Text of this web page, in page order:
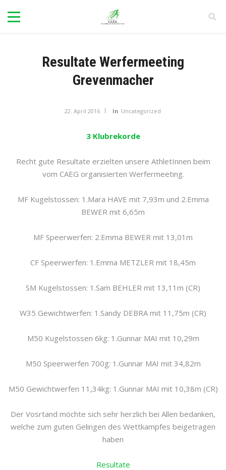
Resultate Werfermeeting
Grevenmacher
22. April 2016 In Uncategorized
3 Klubrekorde
Recht gute Resultate erzielten unsere AthletInnen beim
vom CAEG organisierten Werfermeeting.
MF Kugelstossen: 1.Mara HAVE mit 7,93m und 2.Emma
BEWER mit 6,65m
MF Speerwerfen: 2.Emma BEWER mit 13,01m
CF Speerwerfen: 1.Emma METZLER mit 18,45m
SM Kugelstossen: 1.Sam BEHLER mit 13,11m (CR)
W35 Gewichtwerfen: 1.Sandy DEBRA mit 11,75m (CR)
M50 Kugelstossen 6kg: 1.Gunnar MAI mit 10,29m
M50 Speerwerfen 700g: 1.Gunnar MAI mit 34,82m
M50 Gewichtwerfen 11,34kg: 1.Gunnar MAI mit 10,38m (CR)
Der Vosrtand möchte sich sehr herzlich bei Allen bedanken,
welche zum guten Gelingen des Wettkampfes beigetragen
haben
Resultate